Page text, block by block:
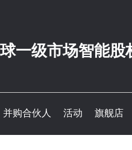
一级市场智能股
并购合伙人 活动 旗舰店